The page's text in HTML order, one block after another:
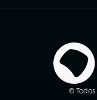
© Todos